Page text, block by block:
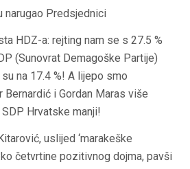
narugao Predsjednici
HDZ-a: rejting nam se s 27.5 %
(Sunovrat Demagoške Partije)
na 17.4 %! A lijepo smo
i Gordan Maras više
Hrvatske manji!
uslijed ‘marakeške
četvrtine pozitivnog dojma, pavši